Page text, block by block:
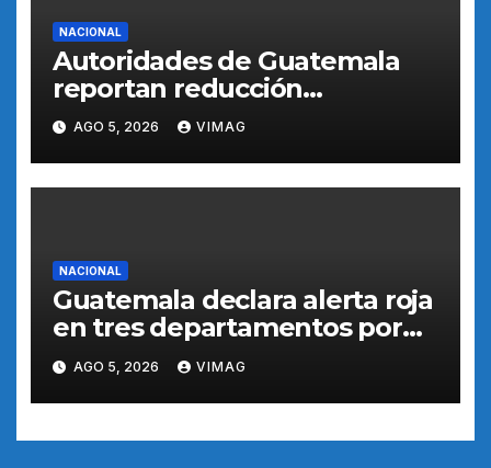
NACIONAL
Autoridades de Guatemala
reportan reducción
progresiva de actividad
eruptiva del volcán de Fuego
AGO 5, 2026 VIMAG
NACIONAL
Guatemala declara alerta roja
en tres departamentos por
intensa actividad del volcán
de Fuego
AGO 5, 2026 VIMAG